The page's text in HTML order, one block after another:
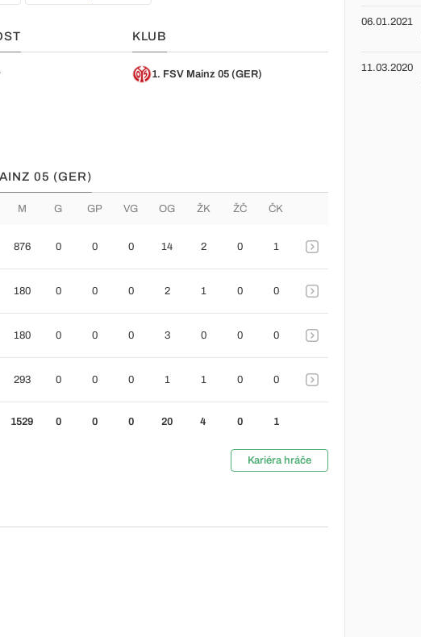
KLUB
1. FSV Mainz 05 (GER)
05 (GER)
M G GP VG OG ŽK ŽČ ČK
876 0 0 0 14 2 0 1
180 0 0 0 2 1 0 0
180 0 0 0 3 0 0 0
293 0 0 0 1 1 0 0
1529 0 0 0 20 4 0 1
Kariéra hráče
06.01.2021
11.03.2020